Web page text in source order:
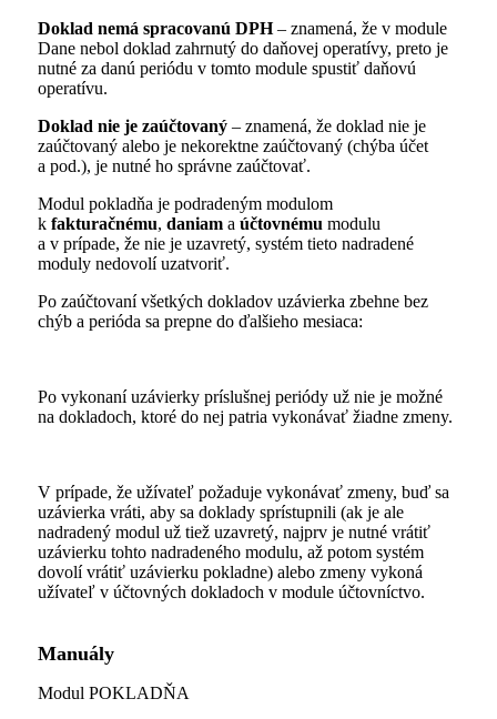
Doklad nemá spracovanú DPH– znamená, že v module
Dane nebol doklad zahrnutý do daňovej operatívy, preto je
nutné za danú periódu v tomto module spustiť daňovú
operatívu.
Doklad nie je zaúčtovaný – znamená, že doklad nie je
zaúčtovaný alebo je nekorektne zaúčtovaný (chýba účet
a pod.), je nutné ho správne zaúčtovať.
Modul pokladňa je podradeným modulom
k fakturačnému, daniama účtovnému modulu
a v prípade, že nie je uzavretý, systém tieto nadradené
moduly nedovolí uzatvoriť.
Po zaúčtovaní všetkých dokladov uzávierka zbehne bez
chýb a perióda sa prepne do ďalšieho mesiaca:
Po vykonaní uzávierky príslušnej periódy už nie je možné
na dokladoch, ktoré do nej patria vykonávať žiadne zmeny.
V prípade, že užívateľ požaduje vykonávať zmeny, buď sa
uzávierka vráti, aby sa doklady sprístupnili (ak je ale
nadradený modul už tiež uzavretý, najprv je nutné vrátiť
uzávierku tohto nadradeného modulu, až potom systém
dovolí vrátiť uzávierku pokladne) alebo zmeny vykoná
užívateľ v účtovných dokladoch v module účtovníctvo.
Manuály
Modul POKLADŇA